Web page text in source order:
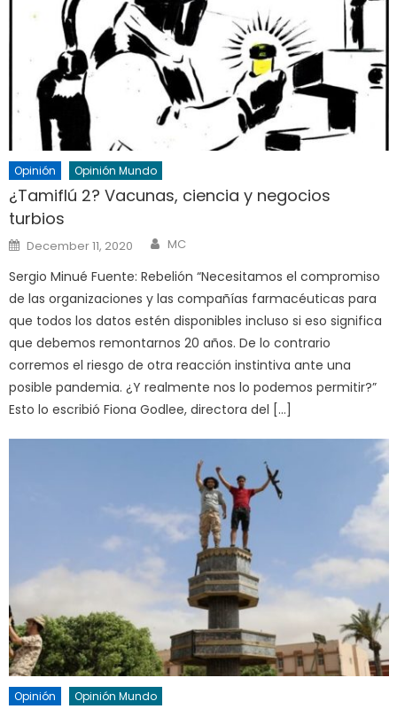
Opinión Opinión Mundo
¿Tamiflú 2? Vacunas, ciencia y negocios
turbios
Posted
on
December 11, 2020 Author
MC
Sergio Minué Fuente: Rebelión “Necesitamos el compromiso
de las organizaciones y las compañías farmacéuticas para
que todos los datos estén disponibles incluso si eso significa
que debemos remontarnos 20 años. De lo contrario
corremos el riesgo de otra reacción instintiva ante una
posible pandemia. ¿Y realmente nos lo podemos permitir?”
Esto lo escribió Fiona Godlee, directora del […]
Opinión Opinión Mundo